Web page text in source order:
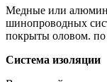
Медные или
шинопроводных
покрыты оловом.
Система изоляции